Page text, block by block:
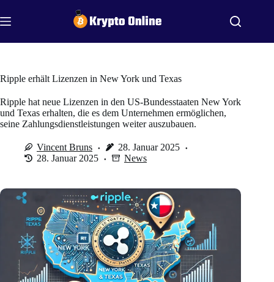
Inhalt
springen
Ripple erhält Lizenzen in New York und Texas
Ripple hat neue Lizenzen in den US-Bundesstaaten New York
und Texas erhalten, die es dem Unternehmen ermöglichen,
seine Zahlungsdienstleistungen weiter auszubauen.
Vincent Bruns
28. Januar 2025
28. Januar 2025
News